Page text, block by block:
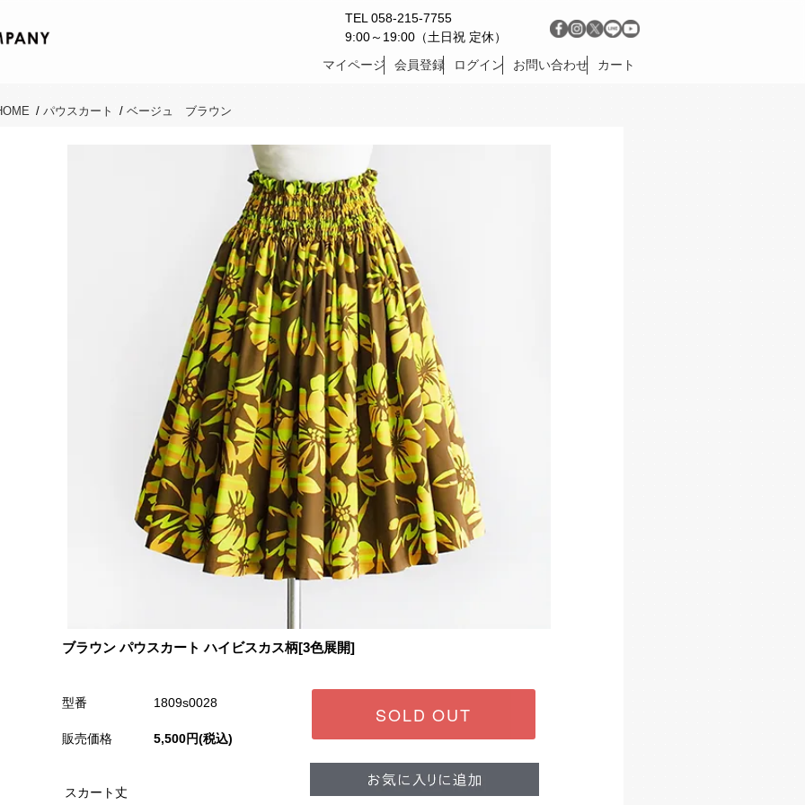
TEL 058-215-7755
9:00～19:00（土日祝 定休）
マイページ
会員登録 ログイン お問い合わせ カート
/ パウスカート / ベージュ ブラウン
ブラウン パウスカート ハイビスカス柄[3色展開]
型番 1809s0028
販売価格 5,500円(税込)
スカート丈
SOLD OUT